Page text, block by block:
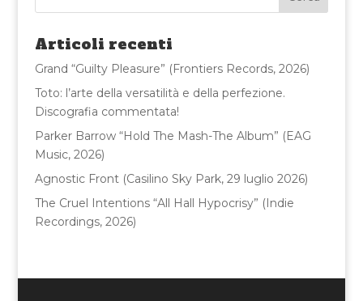
b
o
o
k
r
vi
di
Articoli recenti
Grand “Guilty Pleasure” (Frontiers Records, 2026)
Toto: l’arte della versatilità e della perfezione.
Discografia commentata!
Parker Barrow “Hold The Mash-The Album” (EAG
Music, 2026)
Agnostic Front (Casilino Sky Park, 29 luglio 2026)
The Cruel Intentions “All Hall Hypocrisy” (Indie
Recordings, 2026)